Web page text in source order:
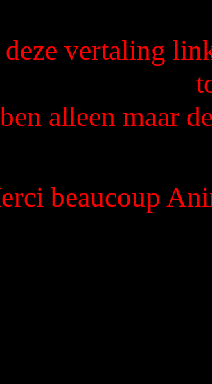
vertaling
alleen maar
beaucoup